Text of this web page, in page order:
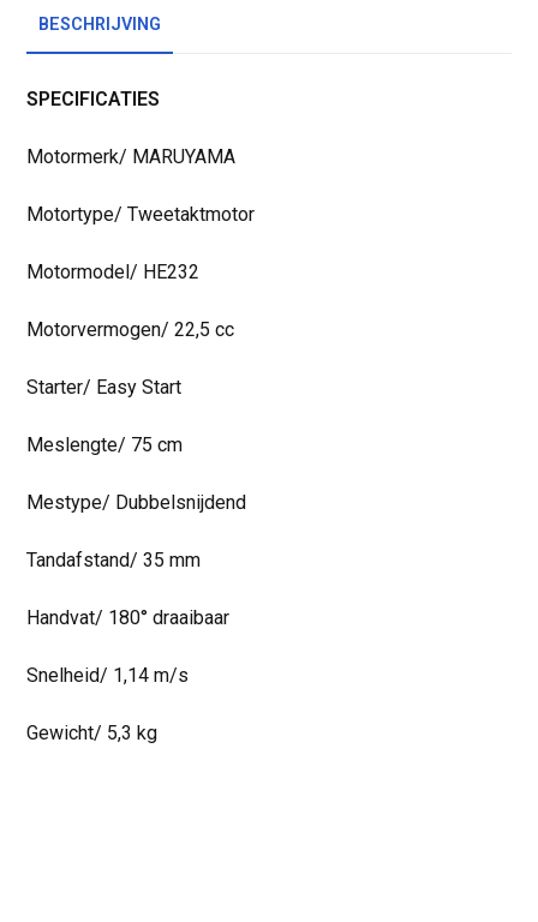
BESCHRIJVING
SPECIFICATIES
Motormerk/ MARUYAMA
Motortype/ Tweetaktmotor
Motormodel/ HE232
Motorvermogen/ 22,5 cc
Starter/ Easy Start
Meslengte/ 75 cm
Mestype/ Dubbelsnijdend
Tandafstand/ 35 mm
Handvat/ 180° draaibaar
Snelheid/ 1,14 m/s
Gewicht/ 5,3 kg